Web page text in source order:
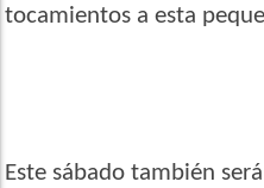
tocamientos a esta
Este sábado también